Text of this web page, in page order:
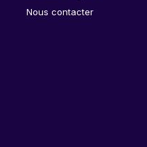
Nous contacter